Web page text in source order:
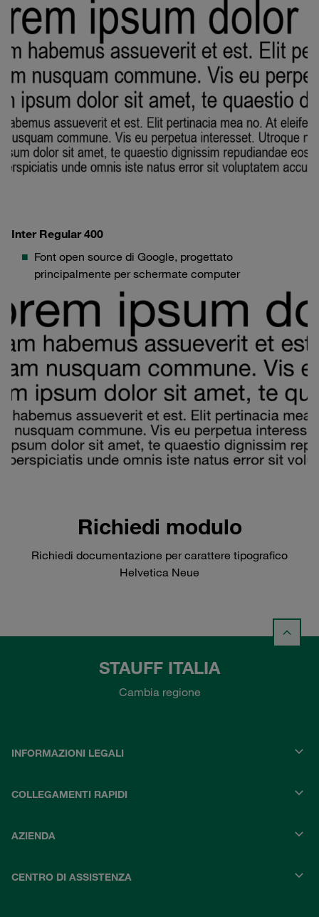
Inter Regular 400
Font open source di Google, progettato
principalmente per schermate computer
Richiedi modulo
Richiedi documentazione per carattere tipografico
Helvetica Neue
STAUFF ITALIA
Cambia regione
INFORMAZIONI LEGALI
COLLEGAMENTI RAPIDI
AZIENDA
CENTRO DI ASSISTENZA